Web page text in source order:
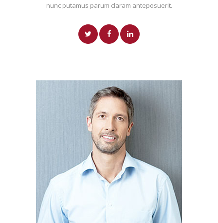
nunc putamus parum claram anteposuerit.